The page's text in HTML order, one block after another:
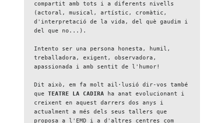
compartit amb tots i a diferents nivells
(actoral, musical, artístic, cromàtic,
d'interpretació de la vida, del què gaudim i
del que no...).
Intento ser una persona honesta, humil,
treballadora, exigent, observadora,
apassionada i amb sentit de l'humor!
Dit això, em fa molt ail·lusió dir-vos també
que TEATRE LA CADIRA ha anat evolucionant i
creixent en aquest darrers dos anys i
actualment a més dels seus tallers que
proposa a l'EMD i a d'altres centres com